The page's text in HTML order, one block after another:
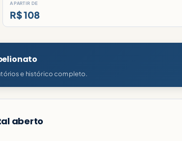
A PARTIR DE
R$ 108
e histórico completo.
aberto